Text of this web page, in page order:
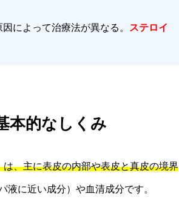
因によって治療法が異なる。
ステロイ
本的なしくみ
、主に表皮の内部や表皮と真皮の境界
液に近い成分）や血清成分です。